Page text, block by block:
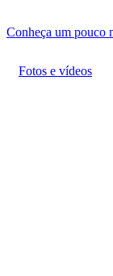
Conheça um pouco
Fotos e vídeos